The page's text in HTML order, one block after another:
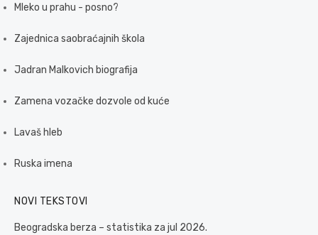
Mleko u prahu - posno?
Zajednica saobraćajnih škola
Jadran Malkovich biografija
Zamena vozačke dozvole od kuće
Lavaš hleb
Ruska imena
NOVI TEKSTOVI
Beogradska berza – statistika za jul 2026.